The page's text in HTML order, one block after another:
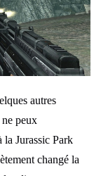
autres
peux
la Jurassic Park
changé la